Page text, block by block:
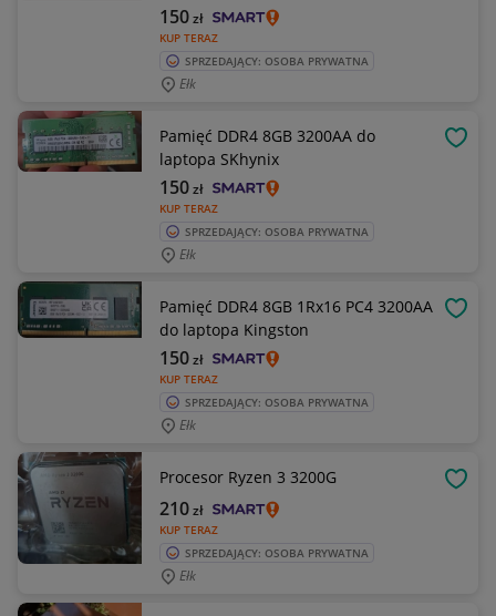
KUP TERAZ
150zł
SPRZEDAJĄCY: OSOBA PRYWATNA
Ełk
Pamięć DDR4 8GB 3200AA do
laptopa SKhynix
KUP TERAZ
150zł
SPRZEDAJĄCY: OSOBA PRYWATNA
Ełk
Pamięć DDR4 8GB 1Rx16 PC4 3200AA
do laptopa Kingston
KUP TERAZ
150zł
SPRZEDAJĄCY: OSOBA PRYWATNA
Ełk
Procesor Ryzen 3 3200G
KUP TERAZ
210zł
SPRZEDAJĄCY: OSOBA PRYWATNA
Ełk